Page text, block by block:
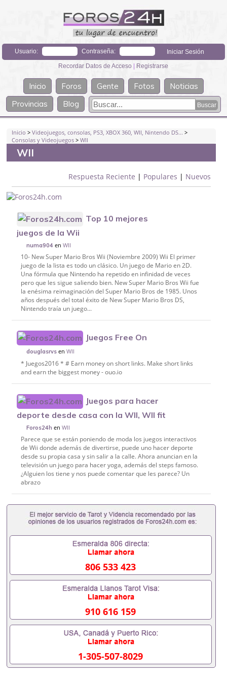
Usuario: Contraseña:
Recordar Datos de Acceso | Registrarse
Inicio Foros Gente Fotos
Noticias
Provincias
Blog
Inicio >Videojuegos, consolas, PS3, XBOX 360, WII, Nintendo DS... >
Consolas y Videojuegos >WII
WII
Respuesta Reciente | Populares | Nuevos
Top 10 mejores
juegos de la Wii
numa904 enWII
10- New Super Mario Bros Wii (Noviembre 2009) Wii El primer
juego de la lista es todo un clásico. Un juego de Mario en 2D.
Una fórmula que Nintendo ha repetido en infinidad de veces
pero que les sigue saliendo bien. New Super Mario Bros Wii fue
la enésima reimaginación del Super Mario Bros de 1985. Unos
años después del total éxito de New Super Mario Bros DS,
Nintendo traía un juego...
Juegos Free On
douglasrvs enWII
* Juegos2016 * # Earn money on short links. Make short links
and earn the biggest money - ouo.io
Juegos para hacer
deporte desde casa con la WII, WII fit
Foros24h enWII
Parece que se están poniendo de moda los juegos interactivos
de Wii donde además de divertirse, puede uno hacer deporte
desde su propia casa y sin salir a la calle. Ahora anuncian en la
televisión un juego para hacer yoga, además del steps famoso.
¿Alguien los tiene y nos puede comentar que les parece? Un
abrazo
806 533 423
910 616 159
1-305-507-8029